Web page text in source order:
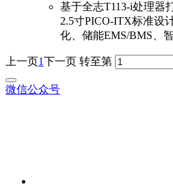
基于全志T113-i处理器
2.5寸PICO-ITX标准设
化、储能EMS/BMS、
上一页1下一页 转至第
微信公众号